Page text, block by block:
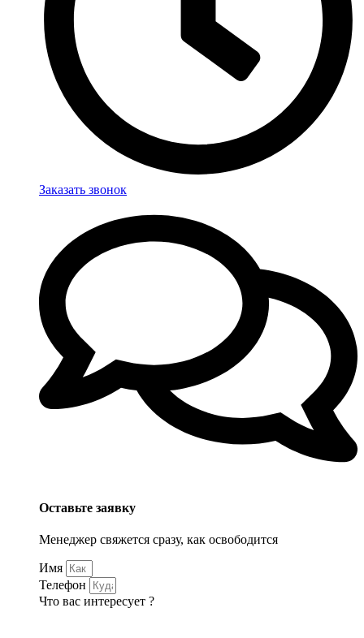
Заказать звонок
Оставьте заявку
Менеджер свяжется сразу, как освободится
Имя
Телефон
Что вас интересует ?